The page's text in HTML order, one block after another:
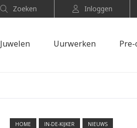
Zoeken Inloggen
Juwelen Uurwerken
HOME IN-DE-KIJKER NIEUWS